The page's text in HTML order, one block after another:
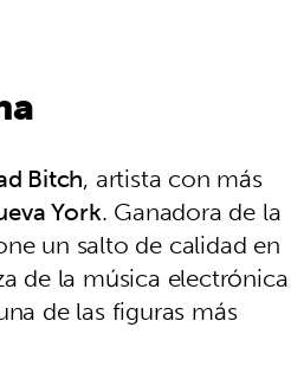
Bitch, artista con más
York. Ganadora de la
un salto de calidad en
de la música electrónica
de las figuras más